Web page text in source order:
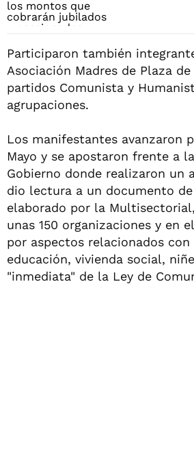
Participaron también
Asociación Madres de Plaza
partidos Comunista y
agrupaciones.
Los manifestantes avanzaron
Mayo y se apostaron frente a
Gobierno donde realizaron un
dio lectura a un documento
elaborado por la
unas 150 organizaciones y en
por aspectos relacionados
educación, vivienda social,
"inmediata" de la Ley de